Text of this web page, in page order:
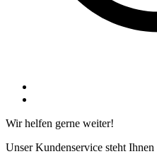
Wir helfen gerne weiter!
Unser Kundenservice steht